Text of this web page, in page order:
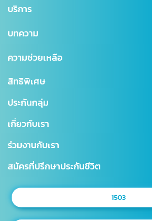
คุ้มครองสุขภาพ
คุ้มครองอุบัติเหตุ
ประกันชีวิตควบการลงทุน
บริการ
สมัครสมาชิก/เข้าสู่ระบบ
การเรียกร้องค่าสินไหม
การเปลี่ยนแปลงกรมธรรม์
บริการอื่นๆ
มาตรฐานการให้บริการธุรกิจประกันชีวิต (SLA)
บทความ
ข่าวสาร CSR
ความช่วยเหลือ
สำนักงานใหญ่
สาขาไทยสมุทร
แผนผังเว็บไซต์
สิทธิพิเศษ
ประกันกลุ่ม
เกี่ยวกับเรา
ร่วมงานกับเรา
สมัครที่ปรึกษาประกันชีวิต
1503